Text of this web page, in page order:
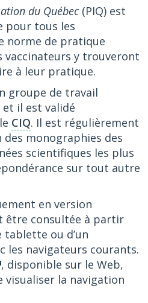
du Québec(PIQ) est
pour tous les
norme de pratique
vaccinateurs y trouveront
à leur pratique.
groupe de travail
il est validé
CIQ. Il est régulièrement
monographies des
scientifiques les plus
sur tout autre
en version
être consultée à partir
tablette ou d’un
les navigateurs courants.
, disponible sur le Web,
la navigation